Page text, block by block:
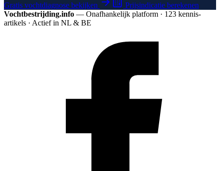
Gratis vochtdiagnose bekijken
Prijsindicatie berekenen
Vochtbestrijding.info — Onafhankelijk platform · 123 kennis­
artikels · Actief in NL & BE